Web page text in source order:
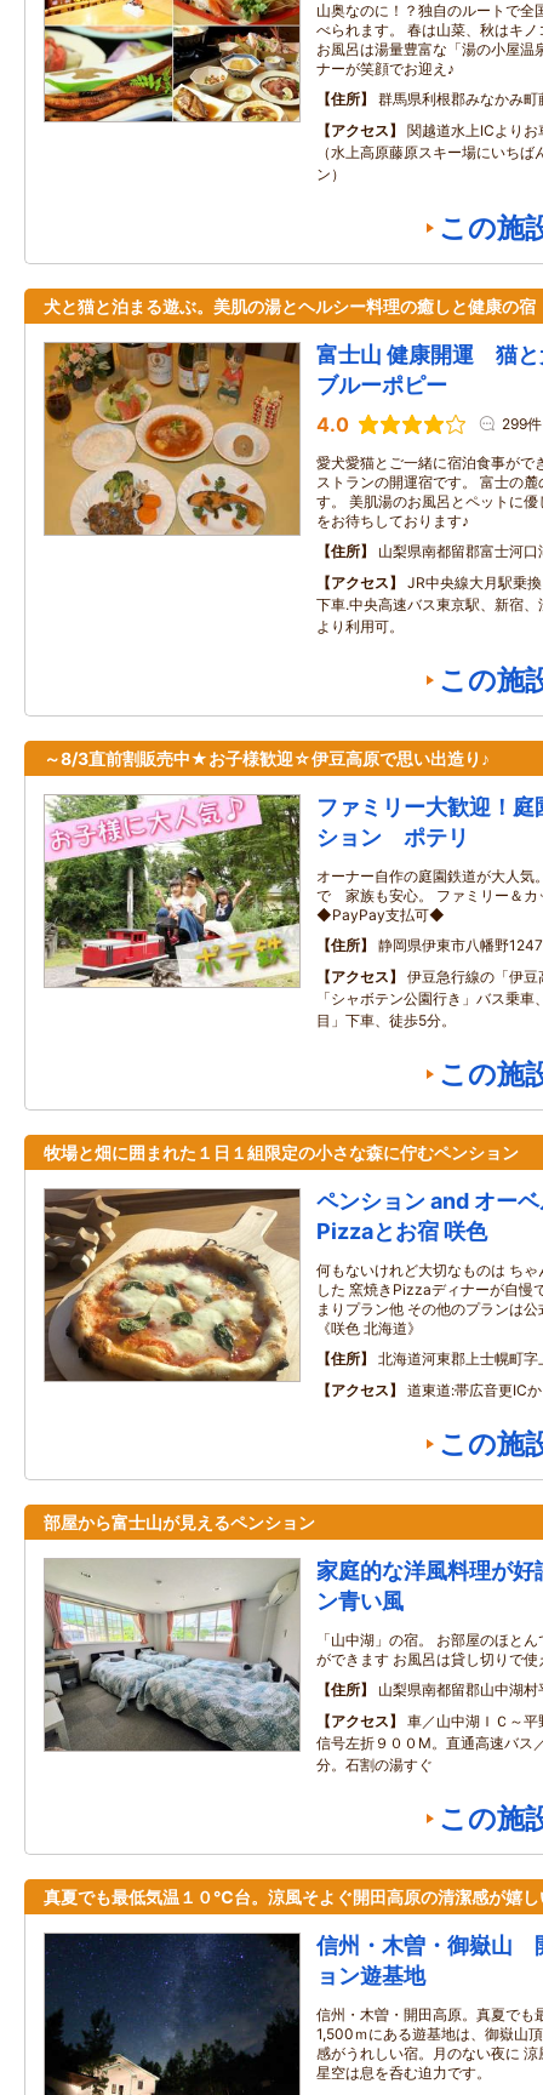
山奥なのに！？独自のルートで全
べられます。 春は山菜、秋はキ
お風呂は湯量豊富な「湯の小屋温
ナーが笑顔でお迎え♪
住所
群馬県利根郡みなかみ
アクセス
関越道水上ICより
（水上高原藤原スキー場にいちば
ン）
この施
犬と猫と泊まる遊ぶ。美肌の湯とヘルシー料理の癒しと健康の宿
富士山 健康開運 猫と
ブルーポピー
4.0 299件
愛犬愛猫とご一緒に宿泊食事がで
ストランの開運宿です。 富士の
す。 美肌湯のお風呂とペットに
をお待ちしております♪
住所
山梨県南都留郡富士河
アクセス
JR中央線大月駅乗
下車.中央高速バス東京駅、新宿
より利用可。
この施
～8/3直前割販売中★お子様歓迎☆伊豆高原で思い出造り♪
ファミリー大歓迎！
ション ポテリ
オーナー自作の庭園鉄道が大人気
で 家族も安心。 ファミリー＆
◆PayPay支払可◆
住所
静岡県伊東市八幡野
アクセス
伊豆急行線の「伊
「シャボテン公園行き」バス乗車
目」下車、徒歩5分。
この施
牧場と畑に囲まれた１日１組限定の小さな森に佇むペンション
ペンション and オー
Pizzaとお宿 咲色
何もないけれど大切なものは ち
した 窯焼きPizzaディナーが自慢
まりプラン他 その他のプランは
《咲色 北海道》
住所
北海道河東郡上士幌町
アクセス
道東道:帯広音更IC
この施
部屋から富士山が見えるペンション
家庭的な洋風料理が
ン青い風
「山中湖」の宿。 お部屋のほと
ができます お風呂は貸し切りで使
住所
山梨県南都留郡山中湖
アクセス
車／山中湖ＩＣ～
信号左折９００M。直通高速バス
分。石割の湯すぐ
この施
真夏でも最低気温１０℃台。涼風そよぐ開田高原の清潔感が嬉し
信州・木曽・御嶽山
ョン遊基地
信州・木曽・開田高原。真夏でも
1,500ｍにある遊基地は、御嶽山
感がうれしい宿。月のない夜に
星空は息を呑む迫力です。